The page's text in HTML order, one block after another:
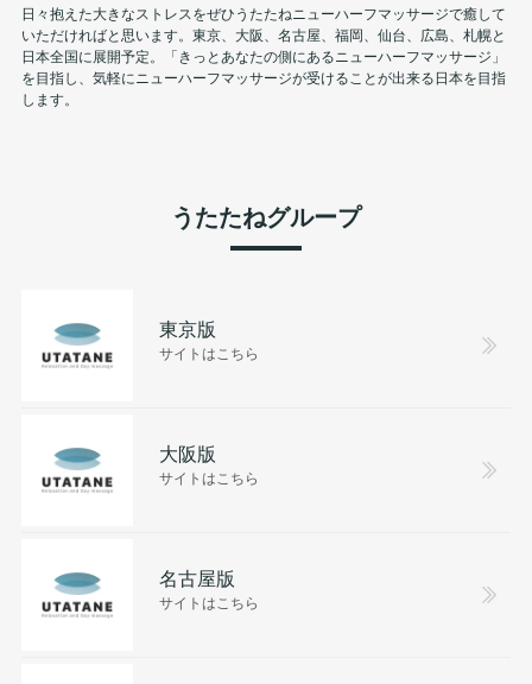
日々抱えた大きなストレスをぜひうたたねニューハーフマッサージで癒して
いただければと思います。東京、大阪、名古屋、福岡、仙台、広島、札幌と
日本全国に展開予定。「きっとあなたの側にあるニューハーフマッサージ」
を目指し、気軽にニューハーフマッサージが受けることが出来る日本を目指
します。
うたたねグループ
東京版
サイトはこちら
大阪版
サイトはこちら
名古屋版
サイトはこちら